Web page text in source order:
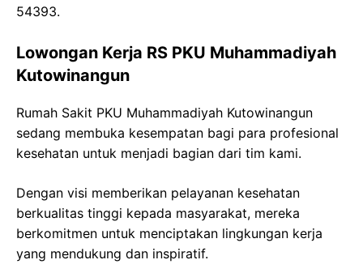
54393.
Lowongan Kerja RS PKU Muhammadiyah
Kutowinangun
Rumah Sakit PKU Muhammadiyah Kutowinangun
sedang membuka kesempatan bagi para profesional
kesehatan untuk menjadi bagian dari tim kami.
Dengan visi memberikan pelayanan kesehatan
berkualitas tinggi kepada masyarakat, mereka
berkomitmen untuk menciptakan lingkungan kerja
yang mendukung dan inspiratif.